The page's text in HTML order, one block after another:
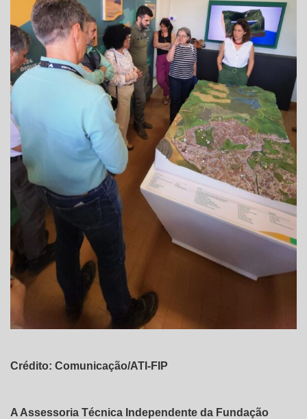
Crédito: Comunicação/ATI-FIP
A Assessoria Técnica Independente da Fundação